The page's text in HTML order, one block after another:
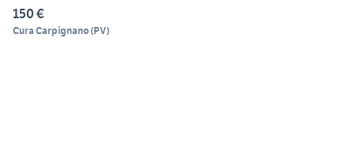
150 €
Cura Carpignano(PV)